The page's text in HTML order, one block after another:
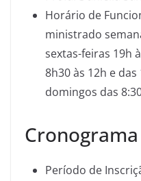
Horário de
ministrado
sextas-feiras 19h
8h30 às 12h e das
domingos das
Cronograma
Período de